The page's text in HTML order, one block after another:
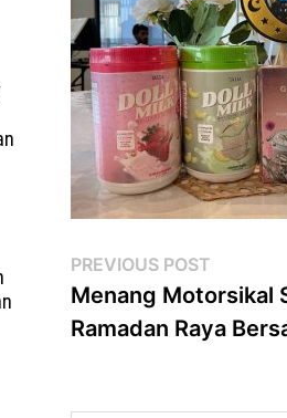
Post
navigation
PREVIOUS POST
post:
Menang Motorsikal
Ramadan Raya